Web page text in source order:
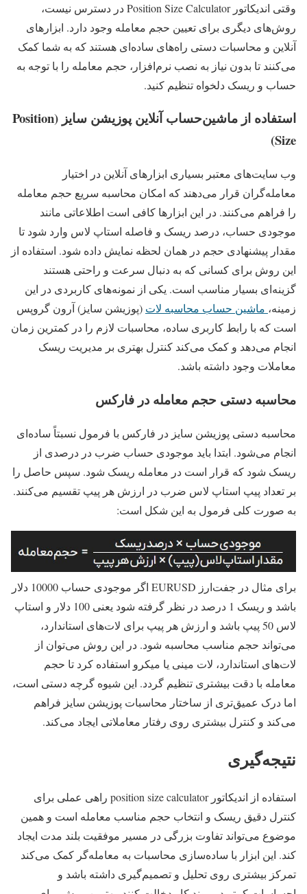
وقتی اندیکاتور Position Size Calculator در دسترس نیست،
روش‌های دیگری برای تعیین حجم معامله وجود دارد. ابزارهای
آنلاین و محاسبات دستی راه‌های ساده‌ای هستند که به شما کمک
می‌کنند تا بدون نیاز به نصب نرم‌افزار، حجم معامله را با توجه به
حساب و ریسک دلخواه تنظیم کنید.
استفاده از ماشین‌حساب آنلاین پوزیشن سایز (Position
Size)
وب‌ سایت‌های معتبر بسیاری ابزارهای آنلاین در اختیار
معامله‌گران قرار می‌دهند که امکان محاسبه سریع حجم معامله
را فراهم می‌کنند. در این ابزارها کافی است اطلاعاتی مانند
موجودی حساب، درصد ریسک و فاصله استاپ لاس وارد شود تا
مقدار پیشنهادی حجم در همان لحظه نمایش داده شود. استفاده از
این روش برای کسانی که به دنبال سرعت و راحتی هستند
گزینه‌ای بسیار مناسب است. یکی از نمونه‌های کاربردی در این
زمینه، ماشین حساب محاسبه لات (پوزیشن سایز)آرون گروپس
است که با رابط کاربری ساده، محاسبات لازم را در کمترین زمان
انجام می‌دهد و کمک می‌کند کنترل بهتری بر مدیریت ریسک
معاملات وجود داشته باشد.
محاسبه دستی حجم معامله در فارکس
محاسبه دستی پوزیشن سایز در فارکس با فرمول نسبتاً ساده‌ای
انجام می‌شود. ابتدا باید موجودی حساب ضرب در درصدی از
ریسک شود که قرار است در معامله ریسک شود. سپس حاصل را
بر تعداد پیپ استاپ لاس ضرب در ارزش هر پیپ تقسیم می‌کنند.
به صورت کلی فرمول به این شکل است:
برای مثال در جفت‌ارز EURUSD اگر موجودی حساب 10000 دلار
باشد و ریسک 1 درصد در نظر گرفته شود یعنی 100 دلار و استاپ
لاس 50 پیپ باشد و ارزش هر پیپ برای لات‌های استاندارد،
می‌تواند حجم مناسب محاسبه شود. در این روش می‌توان از
لات‌های استاندارد، لات مینی یا میکرو استفاده کرد تا حجم
معامله با دقت بیشتری تنظیم گردد. این شیوه گرچه دستی است،
اما درک عمیق‌تری از ساختار محاسبات پوزیشن سایز فراهم
می‌کند و کنترل بیشتری روی رفتار معاملاتی ایجاد می‌کند.
نتیجه‌گیری
استفاده از اندیکاتور position size calculator راهی عملی برای
کنترل دقیق ریسک و انتخاب حجم مناسب معامله است و همین
موضوع می‌تواند تفاوت بزرگی در مسیر موفقیت بلند مدت ایجاد
کند. این ابزار با ساده‌سازی محاسبات به معامله‌گر کمک می‌کند
تمرکز بیشتری روی تحلیل و تصمیم‌گیری داشته باشد و